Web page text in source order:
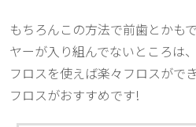
もちろんこの方法で前歯とかも
ヤーが入り組んでないところは
フロスを使えば楽々フロスがで
フロスがおすすめです!